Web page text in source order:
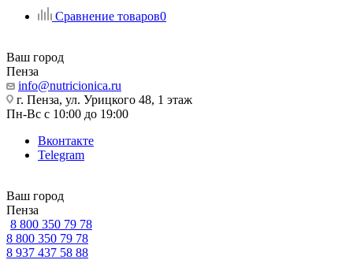
Сравнение товаров0
Ваш город
Пенза
info@nutricionica.ru
г. Пенза, ул. Урицкого 48, 1 этаж
Пн-Вс с 10:00 до 19:00
Вконтакте
Telegram
Ваш город
Пенза
8 800 350 79 78
8 800 350 79 78
8 937 437 58 88